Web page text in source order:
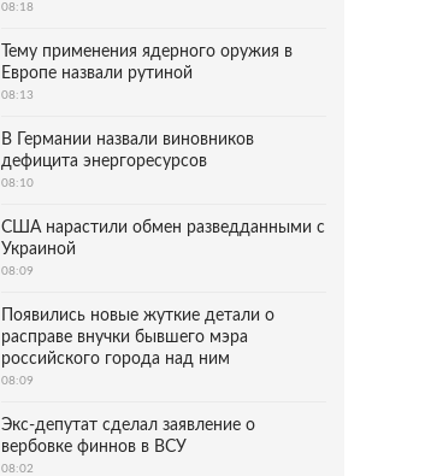
08:18
Тему применения ядерного оружия в
Европе назвали рутиной
08:13
В Германии назвали виновников
дефицита энергоресурсов
08:10
США нарастили обмен разведданными с
Украиной
08:09
Появились новые жуткие детали о
расправе внучки бывшего мэра
российского города над ним
08:09
Экс-депутат сделал заявление о
вербовке финнов в ВСУ
08:02